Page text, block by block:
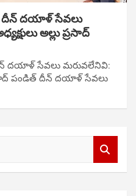
దీన్ దయాళ్ సేవ‌లు
అల్లు ప్రసాద్
దయాళ్ సేవ‌లు మ‌రువ‌లేనివి:
పండిత్ దీన్ దయాళ్ సేవ‌లు